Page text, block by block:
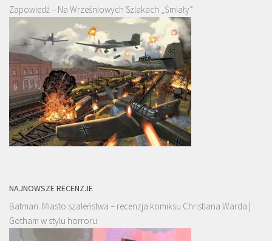
Zapowiedź – Na Wrześniowych Szlakach „Śmiały”
NAJNOWSZE RECENZJE
Batman. Miasto szaleństwa – recenzja komiksu Christiana Warda |
Gotham w stylu horroru